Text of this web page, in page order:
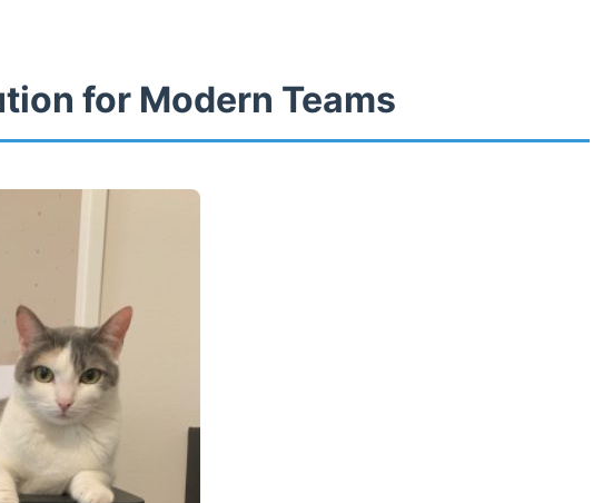
for Modern Teams